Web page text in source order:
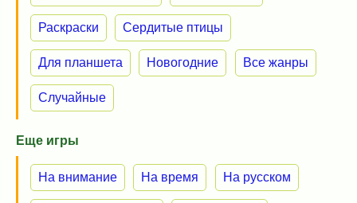
Раскраски Сердитые птицы
Для планшета Новогодние Все жанры
Случайные
Еще игры
На внимание На время На русском